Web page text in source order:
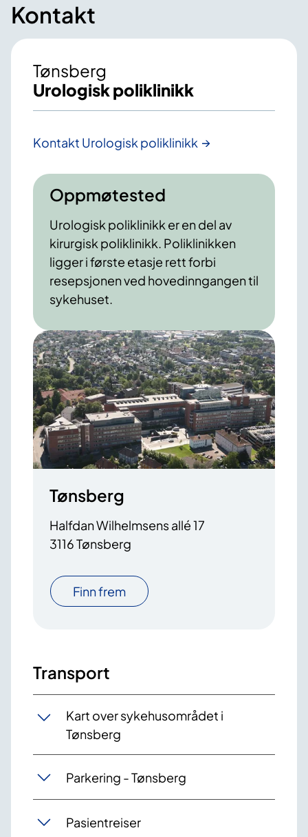
Kontakt
Tønsberg
Urologisk poliklinikk
Kontakt Urologisk poliklinikk
Oppmøtested
Urologisk poliklinikk er en del av
kirurgisk poliklinikk. Poliklinikken
ligger i første etasje rett forbi
resepsjonen ved hovedinngangen til
sykehuset.
Tønsberg
Halfdan Wilhelmsens allé 17
3116 Tønsberg
Finn frem
Transport
Kart over sykehusområdet i
Tønsberg
Parkering - Tønsberg
Pasientreiser